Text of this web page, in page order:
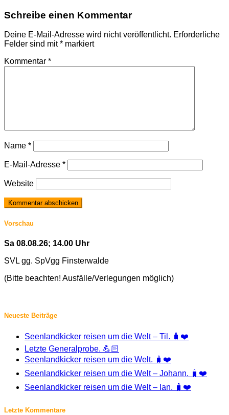
Schreibe einen Kommentar
Deine E-Mail-Adresse wird nicht veröffentlicht. Erforderliche
Felder sind mit* markiert
Kommentar *
Name *
E-Mail-Adresse *
Website
Vorschau
Sa 08.08.26; 14.00 Uhr
SVL gg. SpVgg Finsterwalde
(Bitte beachten! Ausfälle/Verlegungen möglich)
Neueste Beiträge
Seenlandkicker reisen um die Welt – Til. 🧳❤️
Letzte Generalprobe. 💪🏻
Seenlandkicker reisen um die Welt. 🧳❤️
Seenlandkicker reisen um die Welt – Johann. 🧳❤️
Seenlandkicker reisen um die Welt – Ian. 🧳❤️
Letzte Kommentare